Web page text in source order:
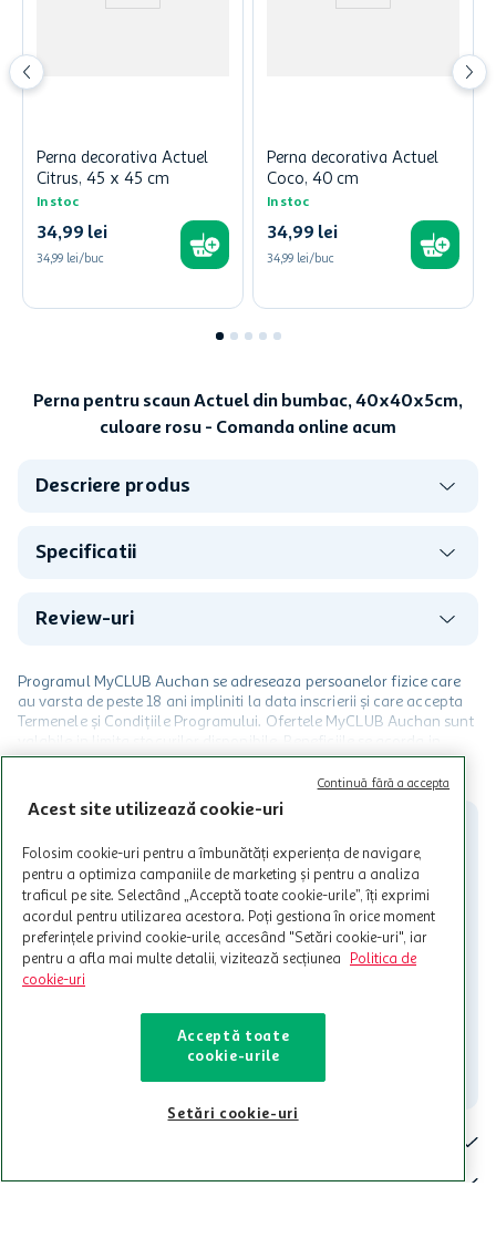
Perna decorativa Actuel
Citrus, 45 x 45 cm
In stoc
34,99 lei
34,99 lei/buc
Perna decorativa Actuel
Coco, 40 cm
In stoc
34,99 lei
34,99 lei/buc
Perna pentru scaun Actuel din bumbac, 40x40x5cm,
culoare rosu - Comanda online acum
Descriere produs
Specificatii
Review-uri
Programul MyCLUB Auchan se adreseaza persoanelor fizice care
au varsta de peste 18 ani impliniti la data inscrierii și care accepta
Termenele și Condițiile Programului. Ofertele MyCLUB Auchan sunt
limita a 12 unitati / card client o singura data in perioada promotiei.
Cardul poate fi utilizat doar in legatura cu magazinele Auchan
participante și pentru acțiuni promotionale indicate de Auchan si
nu raspunde pentru imposibilitatea utilizarii Cardului in perioada in
care aceste este suspendat sau in perioada in care sunt efectuate
intretineri sau reparatii tehnice la sistemul de utilizarea al Cardului.
Contacteaza-ne!
021-9141 contact@auchan.ro
Contact
Cine suntem
Acest site utilizează cookie-uri
Folosim cookie-uri pentru a îmbunătăți experiența de navigare,
pentru a optimiza campaniile de marketing și pentru a analiza
traficul pe site. Selectând „Acceptă toate cookie-urile”, îți exprimi
acordul pentru utilizarea acestora. Poți gestiona în orice moment
preferințele privind cookie-urile, accesând "Setări cookie-uri", iar
pentru a afla mai multe detalii, vizitează secțiunea
Politica de
cookie-uri
Acceptă toate
cookie-urile
Setări cookie-uri
Continuă fără a accepta